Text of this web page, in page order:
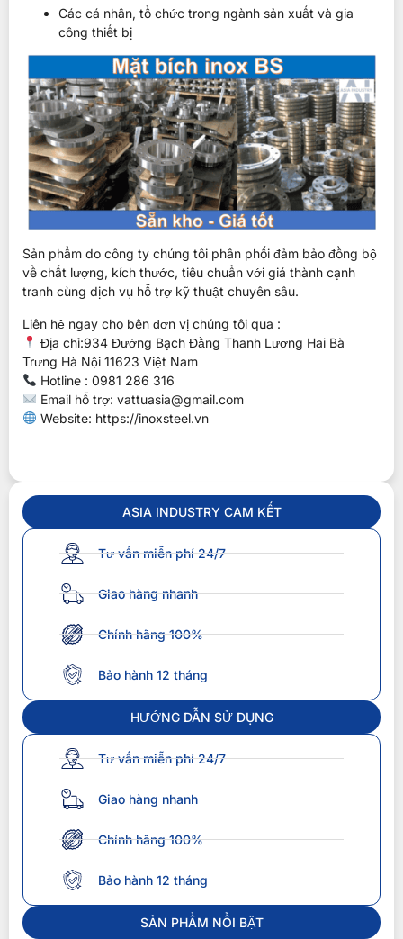
Các cá nhân, tổ chức trong ngành sản xuất và gia
công thiết bị
Sản phẩm do công ty chúng tôi phân phối đảm bảo đồng bộ
về chất lượng, kích thước, tiêu chuẩn với giá thành cạnh
tranh cùng dịch vụ hỗ trợ kỹ thuật chuyên sâu.
Liên hệ ngay cho bên đơn vị chúng tôi qua :
Địa chỉ:934 Đường Bạch Đằng Thanh Lương Hai Bà
Trưng Hà Nội 11623 Việt Nam
Hotline : 0981 286 316
Email hỗ trợ: vattuasia@gmail.com
Website: https://inoxsteel.vn
ASIA INDUSTRY CAM KẾT
Tư vấn miễn phí 24/7
Giao hàng nhanh
Chính hãng 100%
Bảo hành 12 tháng
HƯỚNG DẪN SỬ DỤNG
Tư vấn miễn phí 24/7
Giao hàng nhanh
Chính hãng 100%
Bảo hành 12 tháng
SẢN PHẨM NỔI BẬT